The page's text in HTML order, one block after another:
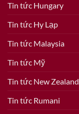
Tin tức Hungary
Tin tức Hy Lạp
Tin tức Malaysia
Tin tức Mỹ
Tin tức New Zealand
Tin tức Rumani